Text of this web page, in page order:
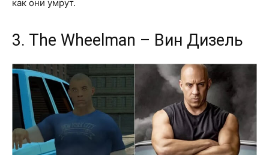
как они умрут.
3. The Wheelman – Вин Дизель